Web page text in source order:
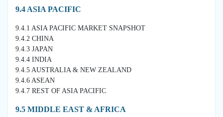
9.4 ASIA PACIFIC
9.4.1 ASIA PACIFIC MARKET SNAPSHOT
9.4.2 CHINA
9.4.3 JAPAN
9.4.4 INDIA
9.4.5 AUSTRALIA & NEW ZEALAND
9.4.6 ASEAN
9.4.7 REST OF ASIA PACIFIC
9.5 MIDDLE EAST & AFRICA